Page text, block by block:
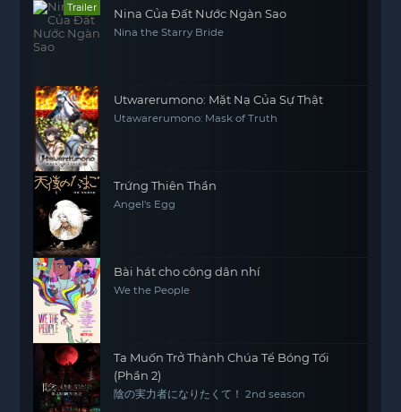
Trailer Nina Của Đất Nước Ngàn Sao
Nina the Starry Bride
Utwarerumono: Mặt Nạ Của Sự Thật
Utawarerumono: Mask of Truth
Trứng Thiên Thần
Angel's Egg
Bài hát cho công dân nhí
We the People
Ta Muốn Trở Thành Chúa Tể Bóng Tối
(Phần 2)
陰の実力者になりたくて！ 2nd season